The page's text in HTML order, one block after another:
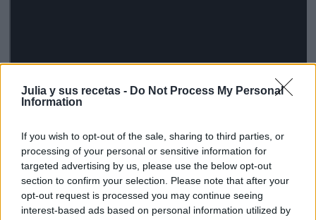
Julia y sus recetas - Do Not Process My Personal
Information
If you wish to opt-out of the sale, sharing to third parties, or
processing of your personal or sensitive information for
targeted advertising by us, please use the below opt-out
section to confirm your selection. Please note that after your
opt-out request is processed you may continue seeing
interest-based ads based on personal information utilized by